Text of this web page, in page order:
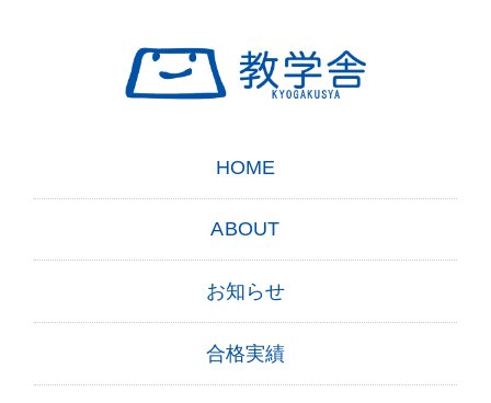
HOME
ABOUT
お知らせ
合格実績